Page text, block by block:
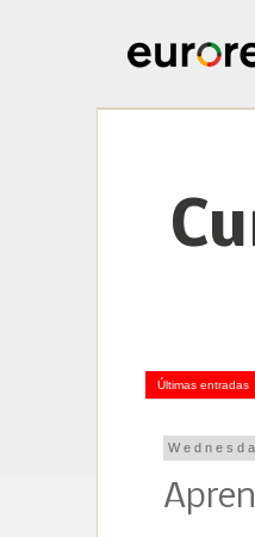
Últimas entradas